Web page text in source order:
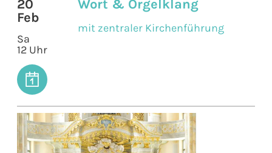
20
Feb
Sa
12 Uhr
Wort & Orgelklang
mit zentraler Kirchenführung